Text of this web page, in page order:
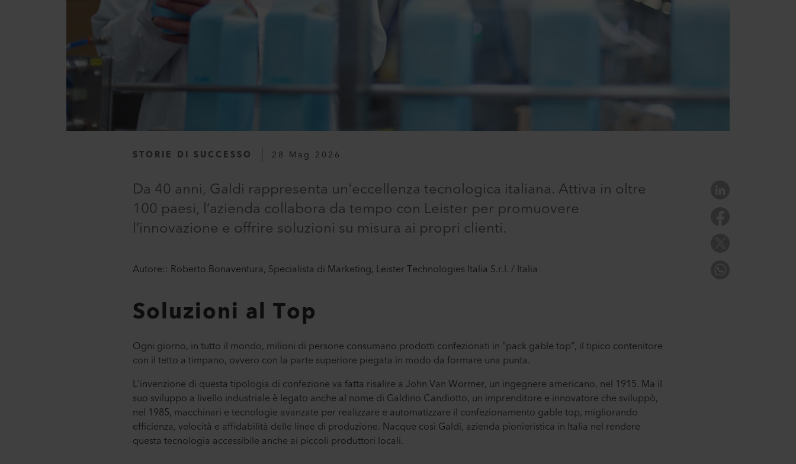
STORIE DI SUCCESSO 28 Mag 2026
Da 40 anni, Galdi rappresenta un'eccellenza tecnologica italiana. Attiva in oltre
100 paesi, l’azienda collabora da tempo con Leister per promuovere
l’innovazione e offrire soluzioni su misura ai propri clienti.
Autore:: Roberto Bonaventura, Specialista di Marketing, Leister Technologies Italia S.r.l. / Italia
Soluzioni al Top
Ogni giorno, in tutto il mondo, milioni di persone consumano prodotti confezionati in “pack gable top”, il tipico contenitore
con il tetto a timpano, ovvero con la parte superiore piegata in modo da formare una punta.
L'invenzione di questa tipologia di confezione va fatta risalire a John Van Wormer, un ingegnere americano, nel 1915. Ma il
suo sviluppo a livello industriale è legato anche al nome di Galdino Candiotto, un imprenditore e innovatore che sviluppò,
nel 1985, macchinari e tecnologie avanzate per realizzare e automatizzare il confezionamento gable top, migliorando
efficienza, velocità e affidabilità delle linee di produzione. Nacque così Galdi, azienda pionieristica in Italia nel rendere
questa tecnologia accessibile anche ai piccoli produttori locali.